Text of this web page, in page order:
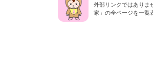
外部リンクではありま
家」の全ページを一覧